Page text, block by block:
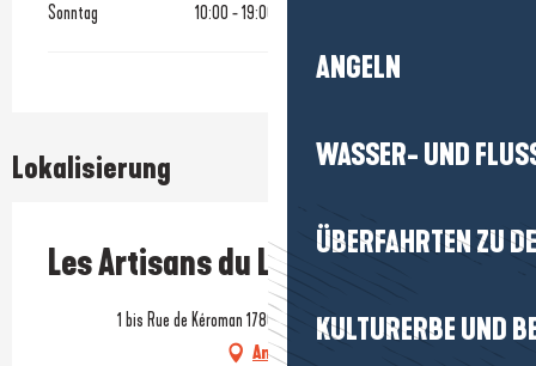
ANGELN
WASSER- UND
ÜBERFAHRTEN ZU
KULTURERBE UND
Sonntag 10:00 - 19:00
Lokalisierung
Les Artisans du Large
1 bis Rue de Kéroman 1786, 44420 Piriac-sur-Mer
Anfahrt